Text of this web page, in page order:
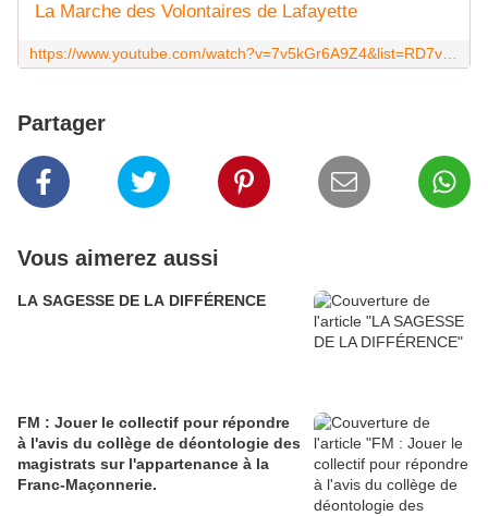
La Marche des Volontaires de Lafayette
https://www.youtube.com/watch?v=7v5kGr6A9Z4&list=RD7v5kGr6A9Z4
Partager
Vous aimerez aussi
LA SAGESSE DE LA DIFFÉRENCE
FM : Jouer le collectif pour répondre
à l'avis du collège de déontologie des
magistrats sur l'appartenance à la
Franc-Maçonnerie.